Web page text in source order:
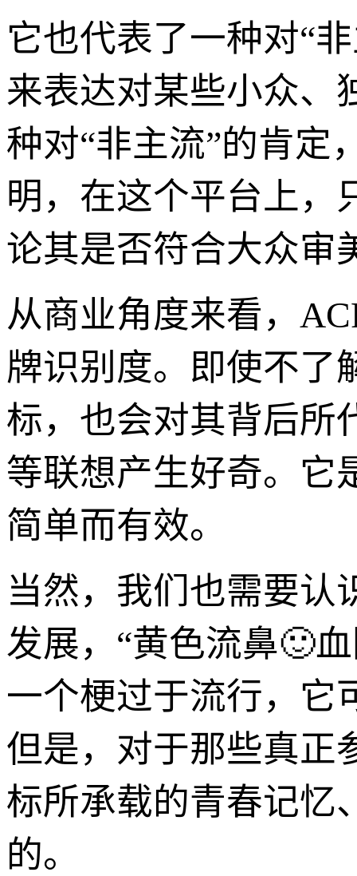
它也代表了一种对“
来表达对某些小众、
种对“非主流”的肯定
明，在这个平台上，
论其是否符合大众审
从商业角度来看，
牌识别度。即使不了
标，也会对其背后所
等联想产生好奇。它
简单而有效。
当然，我们也需要认
发展，“黄色流鼻🙂
一个梗过于流行，它
但是，对于那些真正
标所承载的青春记忆
的。